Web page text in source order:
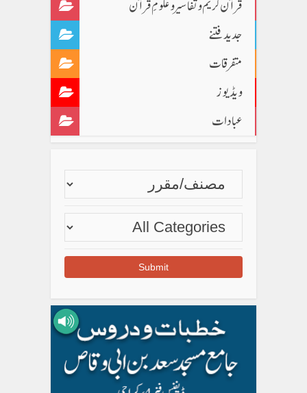
قرآن کریم و تفاسیر و علومِ قرآن
جدید فتنے
متفرقات
ویڈیوز
عبادات